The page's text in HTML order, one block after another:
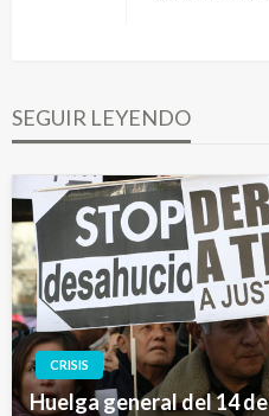
SEGUIR LEYENDO
CRISIS
Huelga general del 14